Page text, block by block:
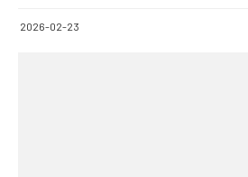
2026-02-23